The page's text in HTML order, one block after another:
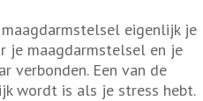
eigenlijk je
je maagdarmstelsel en je
verbonden. Een van de
wordt is als je stress hebt.